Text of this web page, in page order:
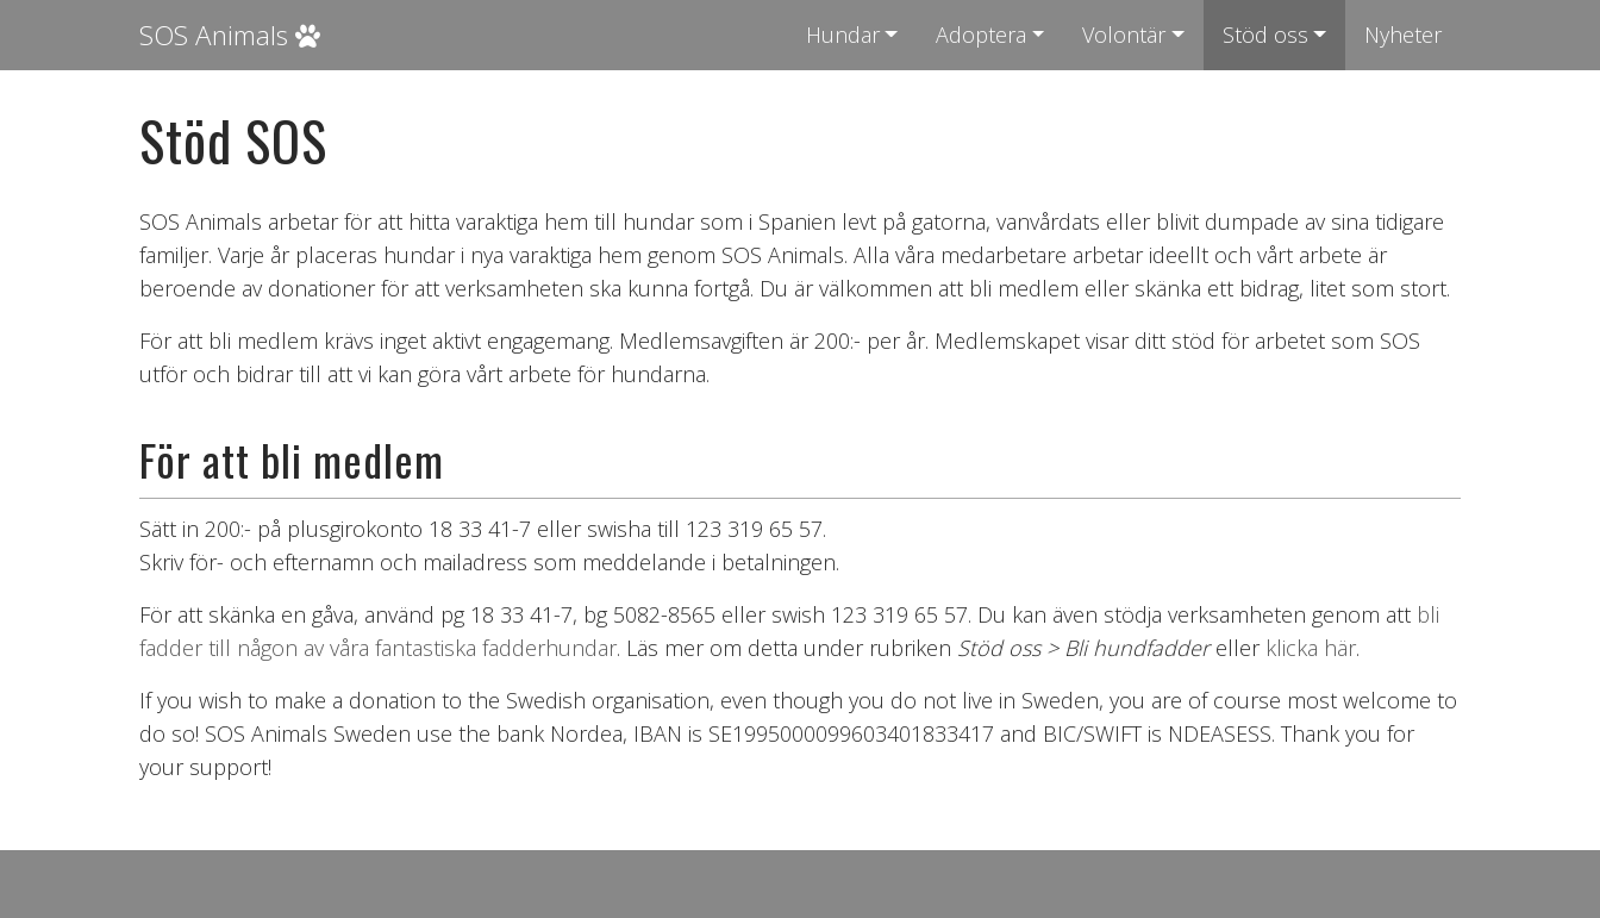
SOS Animals Hundar Adoptera Volontär Stöd oss Nyheter
Stöd SOS
SOS Animals arbetar för att hitta varaktiga hem till hundar som i Spanien levt på gatorna, vanvårdats eller blivit dumpade av sina tidigare
familjer. Varje år placeras hundar i nya varaktiga hem genom SOS Animals. Alla våra medarbetare arbetar ideellt och vårt arbete är
beroende av donationer för att verksamheten ska kunna fortgå. Du är välkommen att bli medlem eller skänka ett bidrag, litet som stort.
För att bli medlem krävs inget aktivt engagemang. Medlemsavgiften är 200:- per år. Medlemskapet visar ditt stöd för arbetet som SOS
utför och bidrar till att vi kan göra vårt arbete för hundarna.
För att bli medlem
Sätt in 200:- på plusgirokonto 18 33 41-7 eller swisha till 123 319 65 57.
Skriv för- och efternamn och mailadress som meddelande i betalningen.
För att skänka en gåva, använd pg 18 33 41-7, bg 5082-8565 eller swish 123 319 65 57. Du kan även stödja verksamheten genom att bli
fadder till någon av våra fantastiska fadderhundar. Läs mer om detta under rubriken Stöd oss > Bli hundfaddereller klicka här.
If you wish to make a donation to the Swedish organisation, even though you do not live in Sweden, you are of course most welcome to
do so! SOS Animals Sweden use the bank Nordea, IBAN is SE1995000099603401833417 and BIC/SWIFT is NDEASESS. Thank you for
your support!